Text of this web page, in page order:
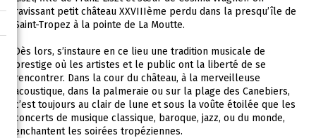
ravissant petit château XXVIIIème perdu dans la presqu’île de
Saint-Tropez à la pointe de La Moutte.
Dès lors, s’instaure en ce lieu une tradition musicale de
prestige où les artistes et le public ont la liberté de se
rencontrer. Dans la cour du château, à la merveilleuse
acoustique, dans la palmeraie ou sur la plage des Canebiers,
c’est toujours au clair de lune et sous la voûte étoilée que les
concerts de musique classique, baroque, jazz, ou du monde,
enchantent les soirées tropéziennes.